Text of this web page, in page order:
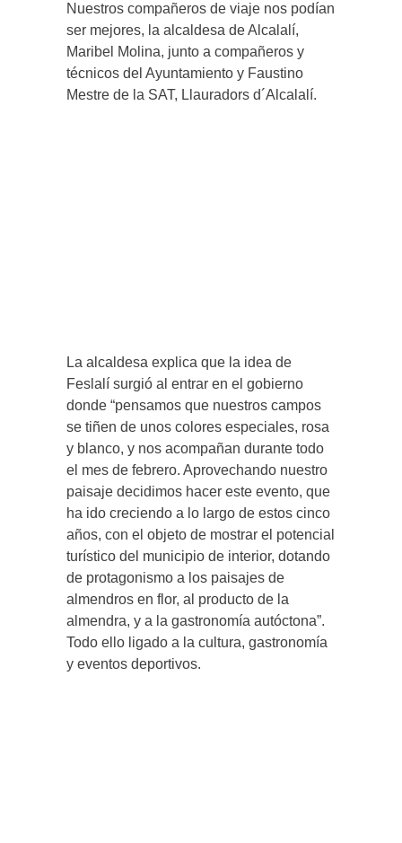
Nuestros compañeros de viaje nos podían
ser mejores, la alcaldesa de Alcalalí,
Maribel Molina, junto a compañeros y
técnicos del Ayuntamiento y Faustino
Mestre de la SAT, Llauradors d´Alcalalí.
La alcaldesa explica que la idea de
Feslalí surgió al entrar en el gobierno
donde “pensamos que nuestros campos
se tiñen de unos colores especiales, rosa
y blanco, y nos acompañan durante todo
el mes de febrero. Aprovechando nuestro
paisaje decidimos hacer este evento, que
ha ido creciendo a lo largo de estos cinco
años, con el objeto de mostrar el potencial
turístico del municipio de interior, dotando
de protagonismo a los paisajes de
almendros en flor, al producto de la
almendra, y a la gastronomía autóctona”.
Todo ello ligado a la cultura, gastronomía
y eventos deportivos.